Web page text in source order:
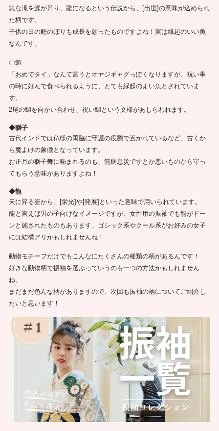
急な滝を鯉が昇り、龍になるという伝説から、[出世]の意味が込められ
た柄です。
子供の日の鯉のぼりも成長を願ったものですよね！実は縁起のいい魚
なんです。
〇鯛
「おめでタイ」なんて言うとオヤジギャグっぽくなりますが、祝い事
の時に好んで食べられるように、とても縁起のよい魚とされていま
す。
2尾の鯛を向かい合わせ、祝い鯛という文様があしらわれます。
◆獅子
古代インドでは仏様の両脇に守護の役割で置かれているなど、古くか
ら魔よけの象徴となっています。
お正月の獅子舞に噛まれるのも、無病息災ですとか悪いものから守っ
てもらう意味がありますよね！
◆龍
天に昇る姿から、[栄光]や[発展]といった意味で用いられています。
龍と言えば男の子向けなイメージですが、女性用の振袖でも龍がドー
ンと施されたものもあります。ゴシック系やクール系がお好みの女子
には結構アリかもしれませんね！
動物モチーフだけでもこんなにたくさんの種類の柄があるんです！
好きな動物柄で振袖を選ぶっていうのも一つの方法かもしれません
ね。
まだまだ色んな柄がありますので、次回も振袖の柄についてご紹介し
たいと思います！